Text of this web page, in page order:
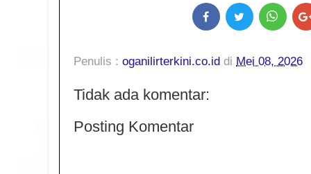
Penulis : oganilirterkini.co.id di Mei 08, 2026
Tidak ada komentar:
Posting Komentar